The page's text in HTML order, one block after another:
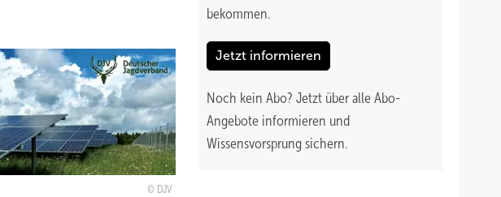
DJV
bekommen.
Jetzt informieren
Noch kein Abo? Jetzt über alle Abo-
Angebote informieren und
Wissensvorsprung sichern.